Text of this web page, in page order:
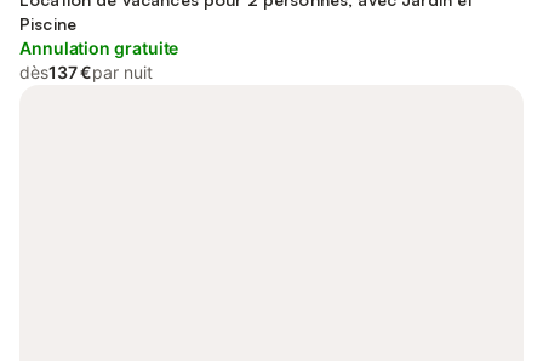
Piscine
Annulation gratuite
dès137 €par nuit